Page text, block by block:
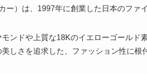
ー）は、1997年に創業した日本のファ
ンドや上質な18Kのイエローゴールド
しさを追求した、ファッション性に根